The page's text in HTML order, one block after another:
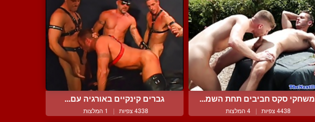
משחקי סקס חביבים תחת השמ...
4438 צפיות | 4 המלצות
גברים קינקיים באורגיה עם...
4338 צפיות | 1 המלצות